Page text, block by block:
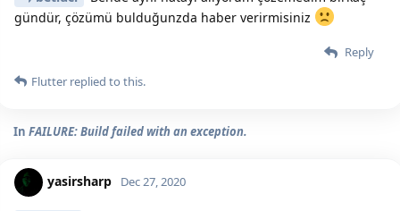
gündür, çözümü bulduğunzda haber verirmisiniz
Reply
Flutter replied to this.
In FAILURE: Build failed with an exception.
yasirsharp Dec 27, 2020